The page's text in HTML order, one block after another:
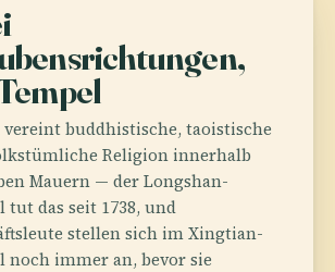
vereint buddhistische, taoistische
Religion innerhalb
Mauern — der Longshan-
tut das seit 1738, und
stellen sich im Xingtian-
noch immer an, bevor sie